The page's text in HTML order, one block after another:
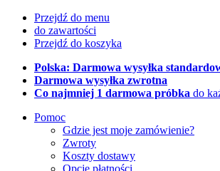
Przejdź do menu
do zawartości
Przejdź do koszyka
Polska: Darmowa wysyłka
Darmowa wysyłka zwrotna
Co najmniej 1 darmowa próbka do
Pomoc
Gdzie jest moje zamówienie?
Zwroty
Koszty dostawy
Opcje płatności